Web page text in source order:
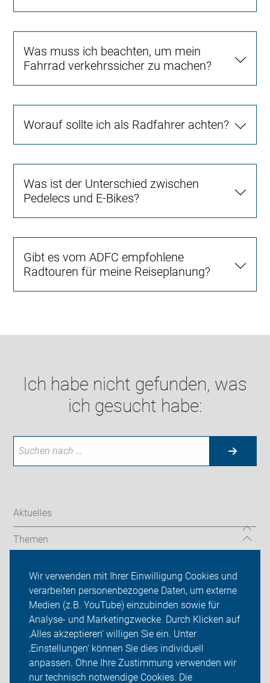
Wir verwenden mit Ihrer Einwilligung Cookies und
verarbeiten personenbezogene Daten, um externe
Medien (z.B. YouTube) einzubinden sowie für
Analyse- und Marketingzwecke. Durch Klicken auf
‚Alles akzeptieren‘ willigen Sie ein. Unter
‚Einstellungen‘ können Sie dies individuell
anpassen. Ohne Ihre Zustimmung verwenden wir
nur technisch notwendige Cookies. Die
Was muss ich beachten, um mein
Fahrrad verkehrssicher zu machen?
Worauf sollte ich als Radfahrer achten?
Was ist der Unterschied zwischen
Pedelecs und E-Bikes?
Gibt es vom ADFC empfohlene
Radtouren für meine Reiseplanung?
Ich habe nicht gefunden, was
ich gesucht habe:
Aktuelles
Themen
Presse
ADFC Lippe
Sei dabei
Login